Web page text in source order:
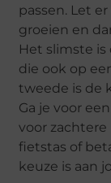
passen. Let
groeien en
Het slimste
die ook op
tweede is de
Ga je voor
voor
fietstas of
keuze is aan